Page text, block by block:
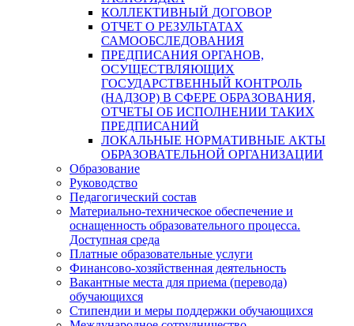
КОЛЛЕКТИВНЫЙ ДОГОВОР
ОТЧЕТ О РЕЗУЛЬТАТАХ
САМООБСЛЕДОВАНИЯ
ПРЕДПИСАНИЯ ОРГАНОВ,
ОСУЩЕСТВЛЯЮЩИХ
ГОСУДАРСТВЕННЫЙ КОНТРОЛЬ
(НАДЗОР) В СФЕРЕ ОБРАЗОВАНИЯ,
ОТЧЕТЫ ОБ ИСПОЛНЕНИИ ТАКИХ
ПРЕДПИСАНИЙ
ЛОКАЛЬНЫЕ НОРМАТИВНЫЕ АКТЫ
ОБРАЗОВАТЕЛЬНОЙ ОРГАНИЗАЦИИ
Образование
Руководство
Педагогический состав
Материально-техническое обеспечение и
оснащенность образовательного процесса.
Доступная среда
Платные образовательные услуги
Финансово-хозяйственная деятельность
Вакантные места для приема (перевода)
обучающихся
Стипендии и меры поддержки обучающихся